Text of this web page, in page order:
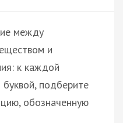
между
и
к каждой
подберите
обозначенную